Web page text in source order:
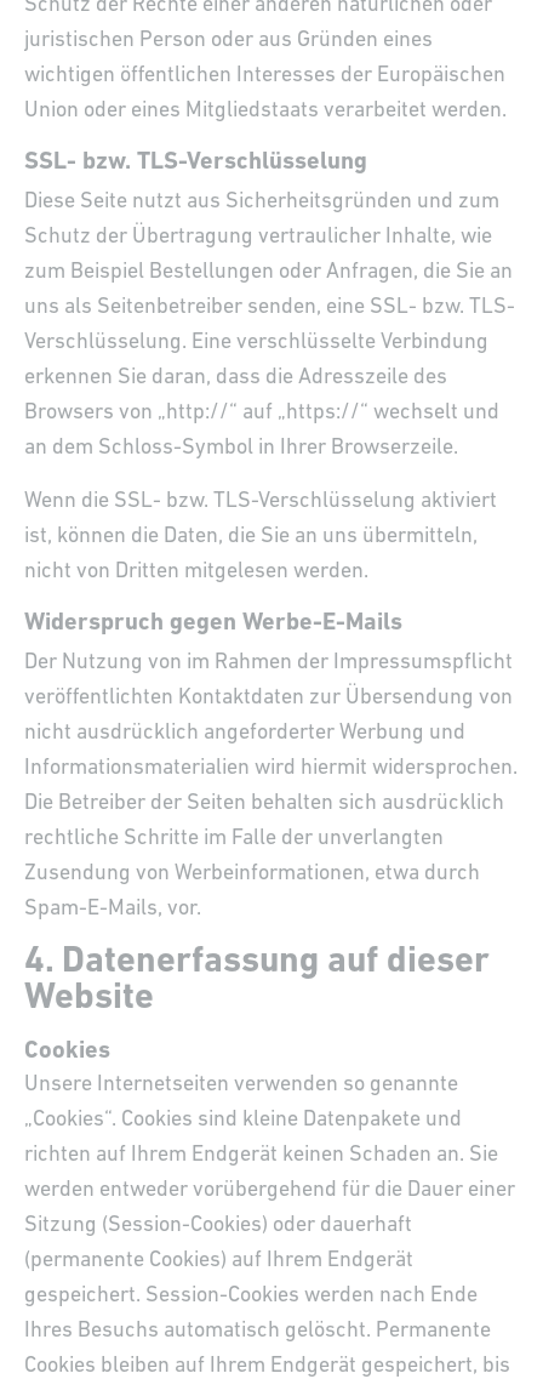
Schutz der Rechte einer anderen natürlichen oder
juristischen Person oder aus Gründen eines
wichtigen öffentlichen Interesses der Europäischen
Union oder eines Mitgliedstaats verarbeitet werden.
SSL- bzw. TLS-Verschlüsselung
Diese Seite nutzt aus Sicherheitsgründen und zum
Schutz der Übertragung vertraulicher Inhalte, wie
zum Beispiel Bestellungen oder Anfragen, die Sie an
uns als Seitenbetreiber senden, eine SSL- bzw. TLS-
Verschlüsselung. Eine verschlüsselte Verbindung
erkennen Sie daran, dass die Adresszeile des
Browsers von „http://“ auf „https://“ wechselt und
an dem Schloss-Symbol in Ihrer Browserzeile.
Wenn die SSL- bzw. TLS-Verschlüsselung aktiviert
ist, können die Daten, die Sie an uns übermitteln,
nicht von Dritten mitgelesen werden.
Widerspruch gegen Werbe-E-Mails
Der Nutzung von im Rahmen der Impressumspflicht
veröffentlichten Kontaktdaten zur Übersendung von
nicht ausdrücklich angeforderter Werbung und
Informationsmaterialien wird hiermit widersprochen.
Die Betreiber der Seiten behalten sich ausdrücklich
rechtliche Schritte im Falle der unverlangten
Zusendung von Werbeinformationen, etwa durch
Spam-E-Mails, vor.
4. Datenerfassung auf dieser
Website
Cookies
Unsere Internetseiten verwenden so genannte
„Cookies“. Cookies sind kleine Datenpakete und
richten auf Ihrem Endgerät keinen Schaden an. Sie
werden entweder vorübergehend für die Dauer einer
Sitzung (Session-Cookies) oder dauerhaft
(permanente Cookies) auf Ihrem Endgerät
gespeichert. Session-Cookies werden nach Ende
Ihres Besuchs automatisch gelöscht. Permanente
Cookies bleiben auf Ihrem Endgerät gespeichert, bis